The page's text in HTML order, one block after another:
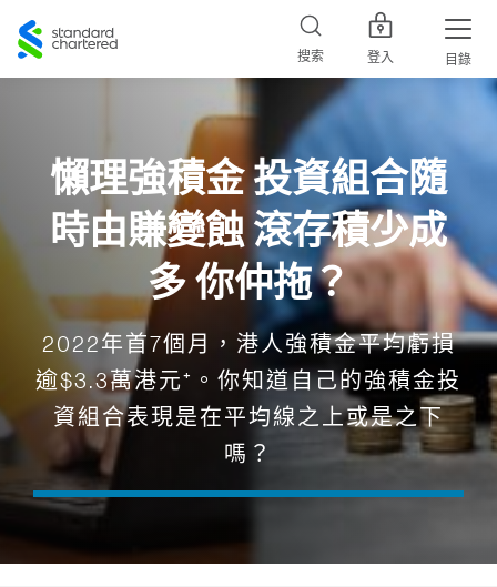
Standard
Chartered
搜索 登入 目錄
懶理強積金 投資組合隨
時由賺變蝕 滾存積少成
多 你仲拖？
2022年首7個月，港人強積金平均虧損
逾$3.3萬港元⁺。你知道自己的強積金投
資組合表現是在平均線之上或是之下
嗎？